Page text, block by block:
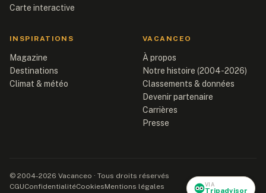
VIA
Tripadvisor
Carte interactive
INSPIRATIONS
Magazine
Destinations
Climat & météo
VACANCEO
À propos
Notre histoire (2004-2026)
Classements & données
Devenir partenaire
Carrières
Presse
© 2004-2026 Vacanceo · Tous droits réservés
CGUConfidentialitéCookiesMentions légales